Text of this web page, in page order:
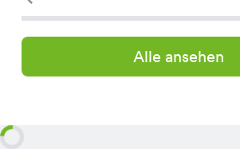
Alle ansehen